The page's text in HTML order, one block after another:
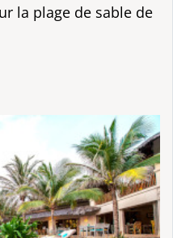
la plage de sable de